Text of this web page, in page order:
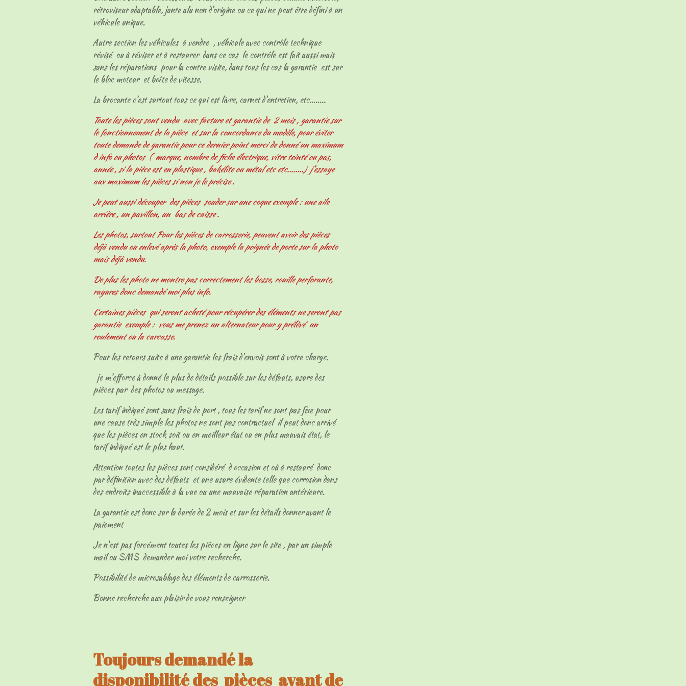
rétroviseur adaptable, jante alu non d'origine ou ce qui ne peut être défini à un
véhicule unique.
Autre section les véhicules à vendre , véhicule avec contrôle technique
révisé ou à réviser et à restaurer dans ce cas le contrôle est fait aussi mais
sans les réparations pour la contre visite, dans tous les cas la garantie est sur
le bloc moteur et boîte de vitesse.
La brocante c'est surtout tous ce qui est livre, carnet d'entretien, etc........
Toute les pièces sont vendu avec facture et garantie de 2 mois , garantie sur
le fonctionnement de la pièce et sur la concordance du modèle, pour éviter
toute demande de garantie pour ce dernier point merci de donné un maximum
d info ou photos ( marque, nombre de fiche électrique, vitre teinté ou pas,
année , si la pièce est en plastique , bakélite ou métal etc etc........) j'essaye
aux maximum les pièces si non je le précise .
Je peut aussi découper des pièces souder sur une coque exemple : une aile
arrière , un pavillon, un bas de caisse .
Les photos, surtout Pour les pièces de carrosserie, peuvent avoir des pièces
déjà vendu ou enlevé après la photo, exemple la poignée de porte sur la photo
mais déjà vendu.
De plus les photo ne montre pas correctement les bosse, rouille perforante,
rayures donc demandé moi plus info.
Certaines pièces qui seront acheté pour récupérer des éléments ne seront pas
garantie exemple : vous me prenez un alternateur pour y prélèvé un
roulement ou la carcasse.
Pour les retours suite à une garantie les frais d'envois sont à votre charge.
je m'efforce à donné le plus de détails possible sur les défauts, usure des
pièces par des photos ou message.
Les tarif indiqué sont sans frais de port , tous les tarif ne sont pas fixe pour
une cause très simple les photos ne sont pas contractuel il peut donc arrivé
que les pièces en stock soit ou en meilleur état ou en plus mauvais état, le
tarif indiqué est le plus haut.
Attention toutes les pièces sont considéré d occasion et où à restauré donc
par définition avec des défauts et une usure évidente telle que corrosion dans
des endroits inaccessible à la vue ou une mauvaise réparation antérieure.
La garantie est donc sur la durée de 2 mois et sur les détails donner avant le
paiement
Je n'est pas forcément toutes les pièces en ligne sur le site , par un simple
mail ou SMS demander moi votre recherche.
Possibilité de microsablage des éléments de carrosserie.
Bonne recherche aux plaisir de vous renseigner
Toujours demandé la
disponibilité des pièces avant de